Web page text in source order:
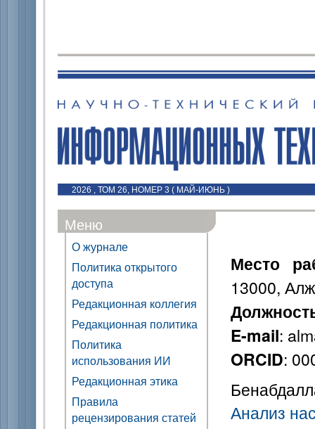
2026 , ТОМ 26, НОМЕР 3 ( МАЙ-ИЮНЬ )
Меню
О журнале
Политика открытого
доступа
Редакционная коллегия
Редакционная политика
Политика
использования ИИ
Редакционная этика
Правила
рецензирования статей
Место
13000,
E-mail:
ORCID:
Анализ